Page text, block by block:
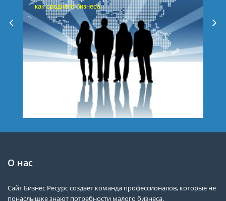
как среднего бизнеса
О нас
Сайт Бизнес Ресурс создает команда профессионалов, которые не
понаслышке знают потребности малого бизнеса.